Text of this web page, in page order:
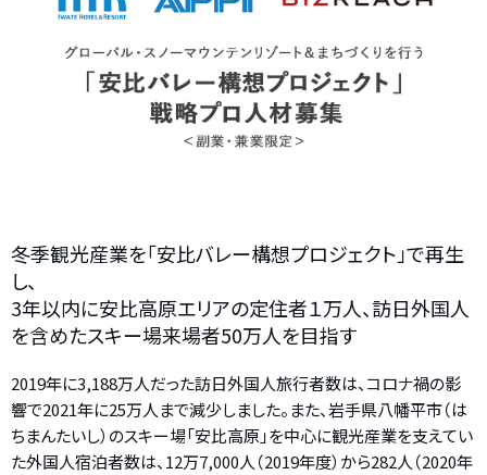
冬季観光産業を「安比バレー構想プロジェクト」で再生
し、
3年以内に安比高原エリアの定住者１万人、訪日外国人
を含めたスキー場来場者50万人を目指す
2019年に3,188万人だった訪日外国人旅行者数は、コロナ禍の影
響で2021年に25万人まで減少しました。また、岩手県八幡平市（は
ちまんたいし）のスキー場「安比高原」を中心に観光産業を支えてい
た外国人宿泊者数は、12万7,000人（2019年度）から282人（2020年